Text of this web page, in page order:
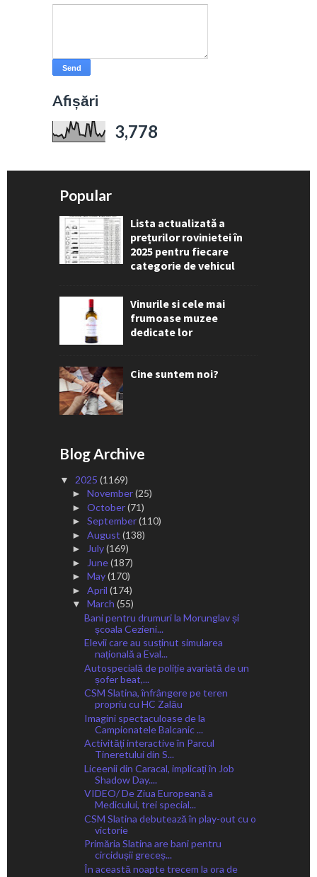
Afișări
3,778
Popular
Lista actualizată a
prețurilor rovinietei în
2025 pentru fiecare
categorie de vehicul
Vinurile si cele mai
frumoase muzee
dedicate lor
Cine suntem noi?
Blog Archive
▼ 2025 (1169)
► November(25)
► October(71)
► September(110)
► August (138)
► July(169)
► June(187)
► May(170)
► April (174)
▼ March (55)
Bani pentru drumuri la Morunglav și
școala Cezieni...
Elevii care au susținut simularea
națională a Eval...
Autospecială de poliție avariată de un
șofer beat,...
CSM Slatina, înfrângere pe teren
propriu cu HC Zalău
Imagini spectaculoase de la
Campionatele Balcanic ...
Activități interactive în Parcul
Tineretului din S...
Liceenii din Caracal, implicați în Job
Shadow Day....
VIDEO/ De Ziua Europeană a
Medicului, trei special...
CSM Slatina debutează în play-out cu o
victorie
Primăria Slatina are bani pentru
circidușii greceș...
În această noapte trecem la ora de